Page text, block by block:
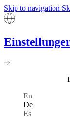
Skip to navigation
En
De
Es